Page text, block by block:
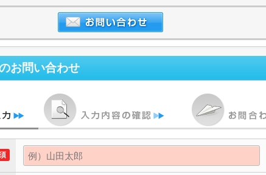
お問い合わせ